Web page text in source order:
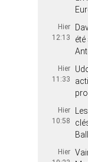
Hier
12:13
Hier
11:33
Hier
10:58
Ball
Hier